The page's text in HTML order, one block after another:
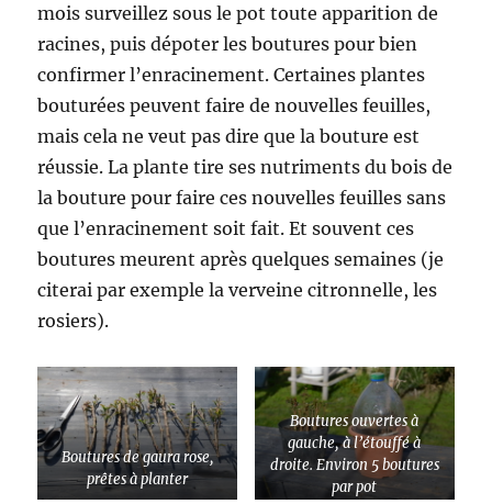
mois surveillez sous le pot toute apparition de
racines, puis dépoter les boutures pour bien
confirmer l’enracinement. Certaines plantes
bouturées peuvent faire de nouvelles feuilles,
mais cela ne veut pas dire que la bouture est
réussie. La plante tire ses nutriments du bois de
la bouture pour faire ces nouvelles feuilles sans
que l’enracinement soit fait. Et souvent ces
boutures meurent après quelques semaines (je
citerai par exemple la verveine citronnelle, les
rosiers).
Boutures de gaura rose,
prêtes à planter
Boutures ouvertes à
gauche, à l’étouffé à
droite. Environ 5 boutures
par pot